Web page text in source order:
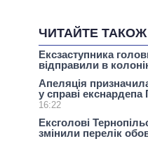
ЧИТАЙТЕ ТАКОЖ
Ексзаступника
відправили в
Апеляція
у справі екснардепа
16:22
Ексголові
змінили перелік